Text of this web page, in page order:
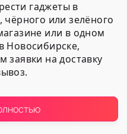
гаджеты в
чёрного или зелёного
или в одном
в Новосибирске,
заявки на доставку